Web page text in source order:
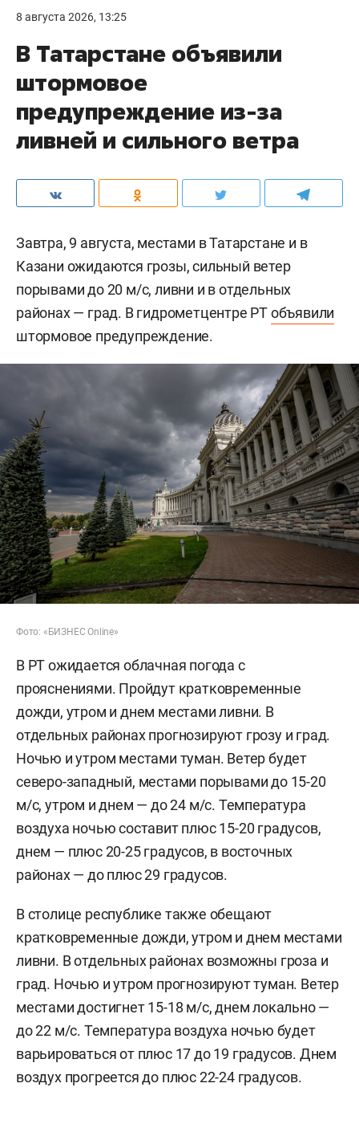
8 августа 2026, 13:25
В Татарстане объявили
штормовое
предупреждение из-за
ливней и сильного ветра
Завтра, 9 августа, местами в Татарстане и в
Казани ожидаются грозы, сильный ветер
порывами до 20 м/c, ливни и в отдельных
районах — град. В гидрометцентре РТобъявили
штормовое предупреждение.
Фото: «БИЗНЕС Online»
В РТ ожидается облачная погода с
прояснениями. Пройдут кратковременные
дожди, утром и днем местами ливни. В
отдельных районах прогнозируют грозу и град.
Ночью и утром местами туман. Ветер будет
северо-западный, местами порывами до 15-20
м/c, утром и днем — до 24 м/с. Температура
воздуха ночью составит плюс 15-20 градусов,
днем — плюс 20-25 градусов, в восточных
районах — до плюс 29 градусов.
В столице республике также обещают
кратковременные дожди, утром и днем местами
ливни. В отдельных районах возможны гроза и
град. Ночью и утром прогнозируют туман. Ветер
местами достигнет 15-18 м/с, днем локально —
до 22 м/с. Температура воздуха ночью будет
варьироваться от плюс 17 до 19 градусов. Днем
воздух прогреется до плюс 22-24 градусов.